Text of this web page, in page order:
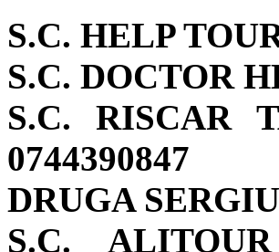
S.C. HELP
S.C. DOCTOR
S.C. RISCAR
0744390847
DRUGA
S.C.